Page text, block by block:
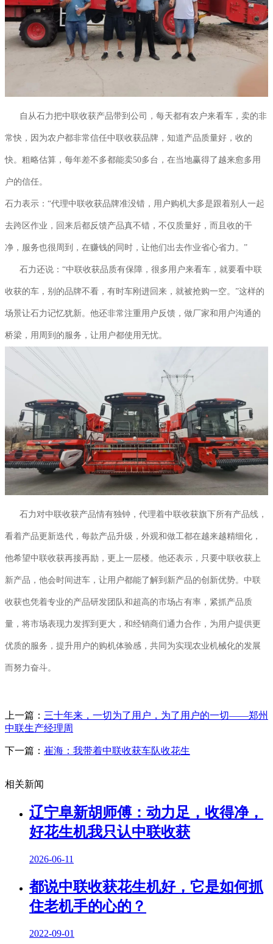
自从石力把中联收获产品带到公司，每天都有农户来看车，卖的非
常快，因为农户都非常信任中联收获品牌，知道产品质量好，收的
快。粗略估算，每年差不多都能卖50多台，在当地赢得了越来愈多用
户的信任。
石力表示：“代理中联收获品牌准没错，用户购机大多是跟着别人一起
去跨区作业，回来后都反馈产品真不错，不仅质量好，而且收的干
净，服务也很周到，在赚钱的同时，让他们出去作业省心省力。”
石力还说：“中联收获品质有保障，很多用户来看车，就要看中联
收获的车，别的品牌不看，有时车刚进回来，就被抢购一空。”这样的
场景让石力记忆犹新。他还非常注重用户反馈，做厂家和用户沟通的
桥梁，用周到的服务，让用户都使用无忧。
石力对中联收获产品情有独钟，代理着中联收获旗下所有产品线，
看着产品更新迭代，每款产品升级，外观和做工都在越来越精细化，
他希望中联收获再接再励，更上一层楼。他还表示，只要中联收获上
新产品，他会时间进车，让用户都能了解到新产品的创新优势。中联
收获也凭着专业的产品研发团队和超高的市场占有率，紧抓产品质
量，将市场表现力发挥到更大，和经销商们通力合作，为用户提供更
优质的服务，提升用户的购机体验感，共同为实现农业机械化的发展
而努力奋斗。
上一篇： 三十年来，一切为了用户，为了用户的一切——郑州
中联生产经理周
下一篇： 崔海：我带着中联收获车队收花生
相关新闻
辽宁阜新胡师傅：动力足，收得净，
好花生机我只认中联收获
2026-06-11
都说中联收获花生机好，它是如何抓
住老机手的心的？
2022-09-01